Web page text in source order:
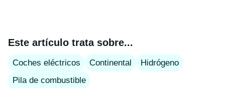
Este artículo trata sobre...
Coches eléctricos Continental
Hidrógeno
Pila de combustible